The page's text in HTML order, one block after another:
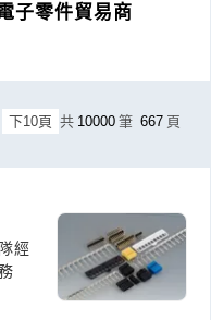
子零件貿易商
下10頁 共 10000 筆 667 頁
經